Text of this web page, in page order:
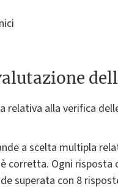
relativa alla verifica
a scelta multipla
corretta. Ogni
superata con 8